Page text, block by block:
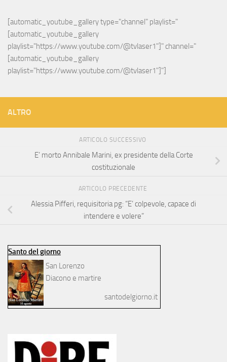
[automatic_youtube_gallery type="channel" playlist="
[automatic_youtube_gallery
playlist="https://www.youtube.com/@tvlaser1"]" channel="
[automatic_youtube_gallery
playlist="https://www.youtube.com/@tvlaser1"]"]
ALTRO
ARTICOLO SUCCESSIVO
E’ morto Annibale Marini, ex presidente della Corte
costituzionale
ARTICOLO PRECEDENTE
Alessia Pifferi, requisitoria pg: “E’ colpevole, capace di
intendere e volere”
Santo del giorno
San Lorenzo
Diacono e martire
santodelgiorno.it